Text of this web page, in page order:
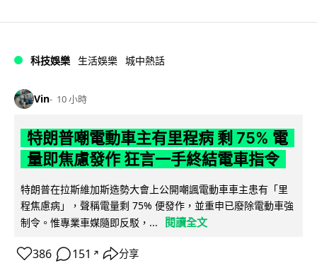
科技娛樂 生活娛樂 城中熱話
Vin 10 小時
特朗普嘲電動車主有里程病 剩 75% 電
量即焦慮發作 狂言一手終結電車指令
特朗普在拉斯維加斯造勢大會上公開嘲諷電動車車主患有「里
程焦慮病」，聲稱電量剩 75% 便發作，並重申已廢除電動車強
制令。惟專業車媒隨即反駁，...
閱讀全文
386 151 ↗ 分享